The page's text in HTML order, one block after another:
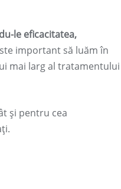
le eficacitatea,
important să luăm în
mai larg al tratamentului
și pentru cea